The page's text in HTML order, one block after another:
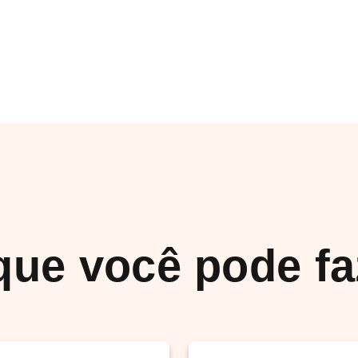
você pode